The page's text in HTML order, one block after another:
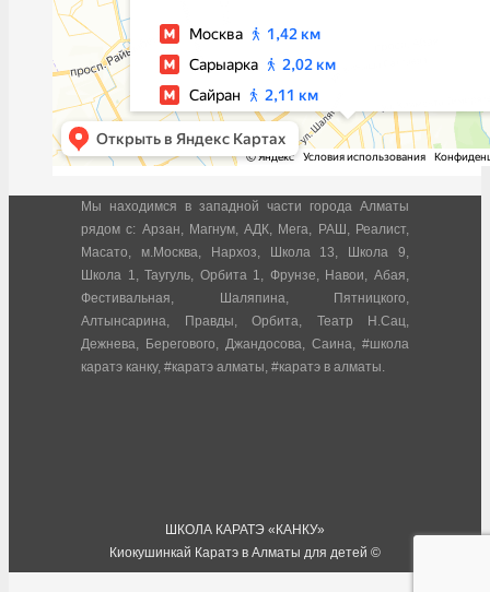
Мы находимся в западной части города Алматы
рядом с: Арзан, Магнум, АДК, Мега, РАШ, Реалист,
Масато, м.Москва, Нархоз, Школа 13, Школа 9,
Школа 1, Таугуль, Орбита 1, Фрунзе, Навои, Абая,
Фестивальная, Шаляпина, Пятницкого,
Алтынсарина, Правды, Орбита, Театр Н.Сац,
Дежнева, Берегового, Джандосова, Саина, #школа
каратэ канку, #каратэ алматы, #каратэ в алматы.
ШКОЛА КАРАТЭ «КАНКУ»
Киокушинкай Каратэ в Алматы для детей ©